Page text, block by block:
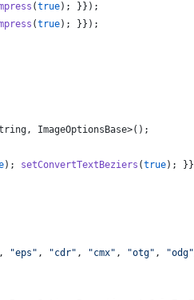
(true); }});
(true); }});
, ImageOptionsBase>();
); setConvertTextBeziers (true);
, "eps" , "cdr" , "cmx" , "otg" , "odg"